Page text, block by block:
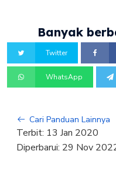
Banyak
Twitter
WhatsApp
Cari Panduan Lainnya
Terbit: 13 Jan 2020
Diperbarui: 29 Nov